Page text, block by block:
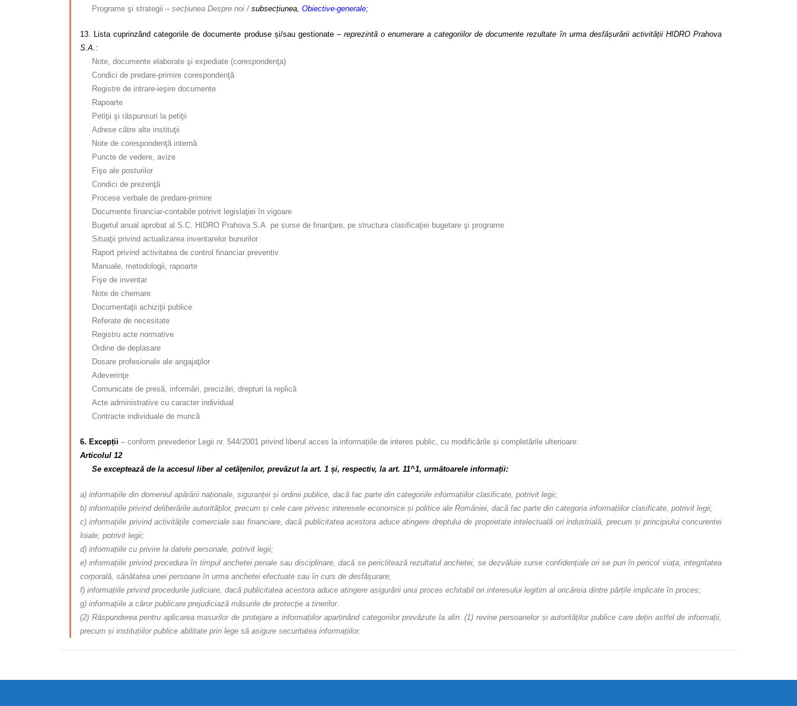
Programe şi strategii – secțiunea Despre noi / subsecțiunea, Obiective-generale;
13. Lista cuprinzând categoriile de documente produse și/sau gestionate – reprezintă o enumerare a categoriilor de documente rezultate în urma desfășurării activității HIDRO Prahova
S.A.:
Note, documente elaborate şi expediate (corespondenţa)
Condici de predare-primire corespondenţă
Registre de intrare-ieşire documente
Rapoarte
Petiţii şi răspunsuri la petiţii
Adrese către alte instituţii
Note de corespondenţă internă
Puncte de vedere, avize
Fişe ale posturilor
Condici de prezenţă
Procese verbale de predare-primire
Documente financiar-contabile potrivit legislaţiei în vigoare
Bugetul anual aprobat al S.C. HIDRO Prahova S.A. pe surse de finanţare, pe structura clasificaţiei bugetare şi programe
Situaţii privind actualizarea inventarelor bunurilor
Raport privind activitatea de control financiar preventiv
Manuale, metodologii, rapoarte
Fişe de inventar
Note de chemare
Documentaţii achiziţii publice
Referate de necesitate
Registru acte normative
Ordine de deplasare
Dosare profesionale ale angajaţilor
Adeverinţe
Comunicate de presă, informări, precizări, drepturi la replică
Acte administrative cu caracter individual
Contracte individuale de muncă
6. Excepții – conform prevederior Legii nr. 544/2001 privind liberul acces la informațiile de interes public, cu modificările și completările ulterioare:
Articolul 12
Se exceptează de la accesul liber al cetățenilor, prevăzut la art. 1 și, respectiv, la art. 11^1, următoarele informații:
a) informațiile din domeniul apărării naționale, siguranței și ordinii publice, dacă fac parte din categoriile informațiilor clasificate, potrivit legii;
b) informațiile privind deliberările autorităților, precum și cele care privesc interesele economice și politice ale României, dacă fac parte din categoria informațiilor clasificate, potrivit legii;
c) informațiile privind activitățile comerciale sau financiare, dacă publicitatea acestora aduce atingere dreptului de proprietate intelectuală ori industrială, precum și principiului concurentei
loiale, potrivit legii;
d) informațiile cu privire la datele personale, potrivit legii;
e) informațiile privind procedura în timpul anchetei penale sau disciplinare, dacă se periclitează rezultatul anchetei, se dezvăluie surse confidențiale ori se pun în pericol viața, integritatea
corporală, sănătatea unei persoane în urma anchetei efectuate sau în curs de desfășurare;
f) informațiile privind procedurile judiciare, dacă publicitatea acestora aduce atingere asigurării unui proces echitabil ori interesului legitim al oricăreia dintre părțile implicate în proces;
g) informațiile a căror publicare prejudiciază măsurile de protecție a tinerilor.
(2) Răspunderea pentru aplicarea masurilor de protejare a informațiilor aparținând categoriilor prevăzute la alin. (1) revine persoanelor și autorităților publice care dețin astfel de informații,
precum și instituțiilor publice abilitate prin lege să asigure securitatea informațiilor.